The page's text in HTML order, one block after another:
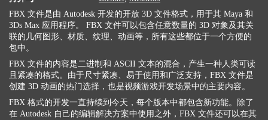
FBX 文件是由 Autodesk 开发的开放 3D 文件格式，用于其 Maya 和
3Ds Max 应用程序。 FBX 文件可以包含任意数量的 3D 对象及其关
联的几何图形、材质、纹理、动画等，所有这些都位于一个方便的
包中。
FBX 文件的内容是二进制和 ASCII 文本的混合，产生一种人类可读
且紧凑的格式。由于尺寸紧凑、易于使用和广泛支持，FBX 文件是
创建 3D 动画的热门选择，也是视频游戏开发场景中的主要内容。
FBX 格式的开发一直持续到今天，每个版本中都包含新功能。除了
在 Autodesk 自己的编辑解决方案中使用之外，FBX 文件还可以在其